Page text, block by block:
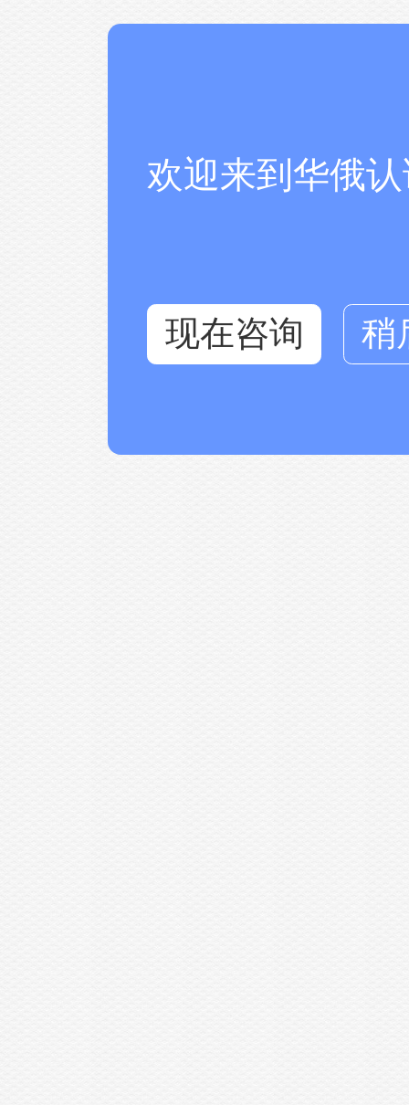
欢迎来到华俄
现在咨询 稍